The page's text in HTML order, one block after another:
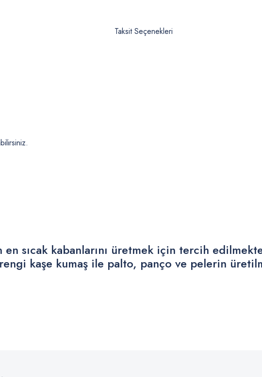
Taksit Seçenekleri
en sıcak kabanlarını üretmek için tercih
kaşe kumaş ile palto, panço ve pelerin